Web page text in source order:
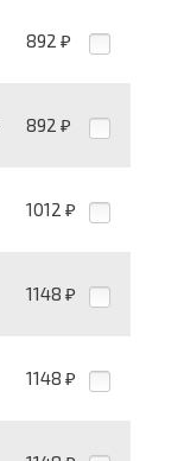
892 ₽
892 ₽
1012 ₽
1148 ₽
1148 ₽